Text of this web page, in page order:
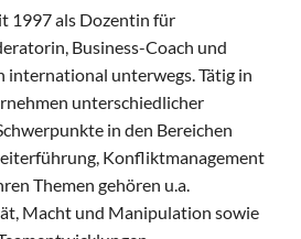
1997 als Dozentin für
Business-Coach und
international unterwegs. Tätig in
unterschiedlicher
in den Bereichen
Konfliktmanagement
Themen gehören u.a.
Macht und Manipulation sowie